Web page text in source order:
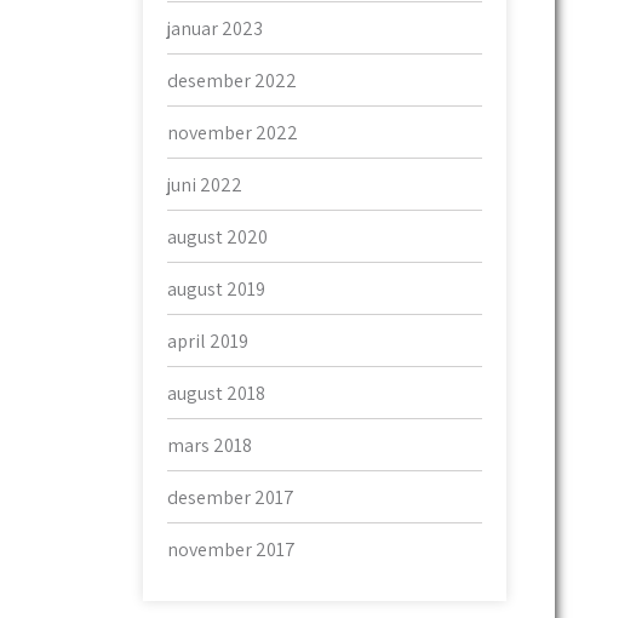
januar 2023
desember 2022
november 2022
juni 2022
august 2020
august 2019
april 2019
august 2018
mars 2018
desember 2017
november 2017